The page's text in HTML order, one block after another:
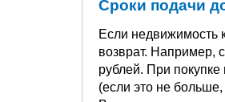
Сроки подачи
Если недвижимость
возврат. Например,
рублей. При
(если это не